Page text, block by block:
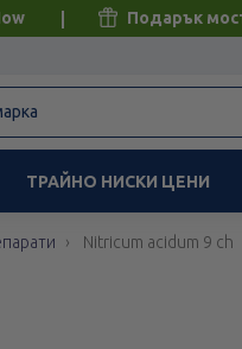
Подарък
ТРАЙНО НИСКИ ЦЕНИ
Nitricum acidum 9 ch